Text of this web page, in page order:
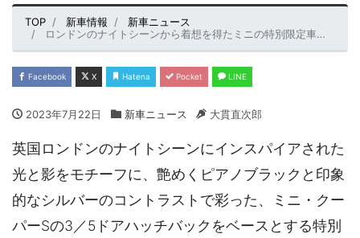
TOP 新車情報
新車ニュース
ロンドンのナイトシーンから着想を得たミニの特別限定車「シャドー・エディション」が日本上陸
Facebook X Hatena Pocket LINE
2023年7月22日 新車ニュース 大貫直次郎
英国ロンドンのナイトシーンにインスパイアされた
光と影をモチーフに、艶めくピアノブラックと印象
的なシルバーのコントラストで彩った、ミニ・クー
パーSの3／5ドアハッチバックをベースとする特別